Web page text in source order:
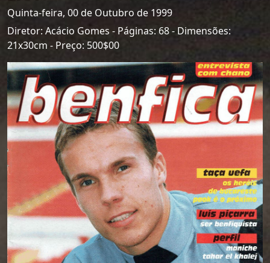
Quinta-feira, 00 de Outubro de 1999
Diretor: Acácio Gomes - Páginas: 68 - Dimensões:
21x30cm - Preço: 500$00